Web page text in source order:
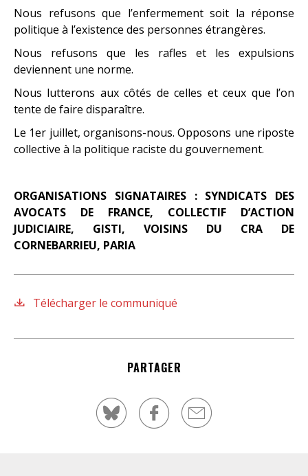
Nous refusons que l’enfermement soit la réponse
politique à l’existence des personnes étrangères.
Nous refusons que les rafles et les expulsions
deviennent une norme.
Nous lutterons aux côtés de celles et ceux que l’on
tente de faire disparaître.
Le 1er juillet, organisons-nous. Opposons une riposte
collective à la politique raciste du gouvernement.
ORGANISATIONS SIGNATAIRES: SYNDICATS DES
AVOCATS DE FRANCE, COLLECTIF D’ACTION
JUDICIAIRE, GISTI, VOISINS DU CRA DE
CORNEBARRIEU, PARIA
Télécharger le communiqué
PARTAGER